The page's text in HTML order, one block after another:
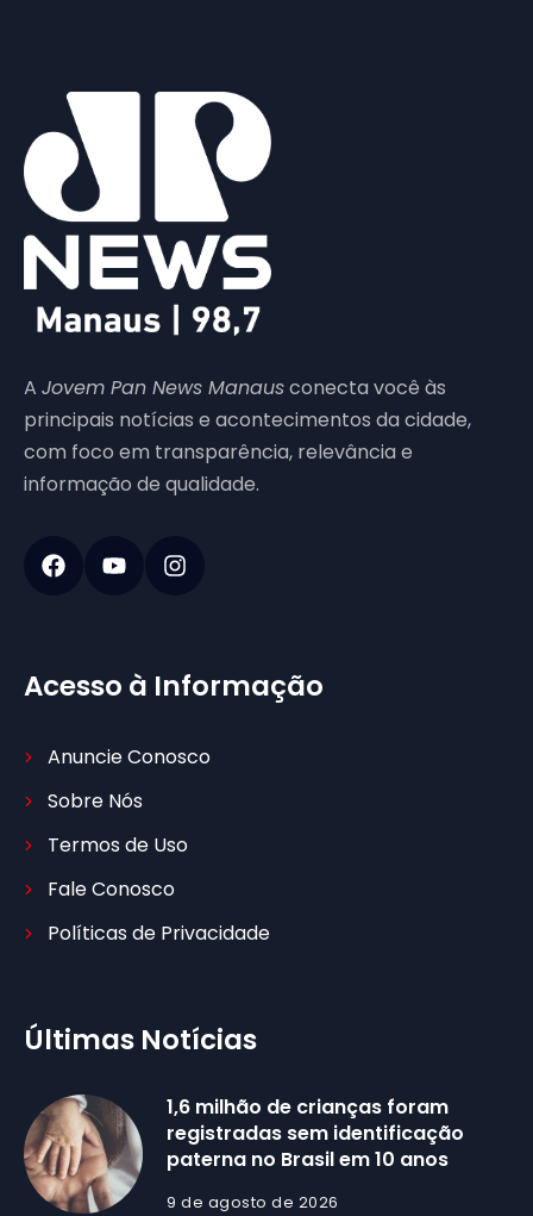
A Jovem Pan News Manausconecta você às
principais notícias e acontecimentos da cidade,
com foco em transparência, relevância e
informação de qualidade.
Acesso à Informação
Anuncie Conosco
Sobre Nós
Termos de Uso
Fale Conosco
Políticas de Privacidade
Últimas Notícias
1,6 milhão de crianças foram
registradas sem identificação
paterna no Brasil em 10 anos
9 de agosto de 2026